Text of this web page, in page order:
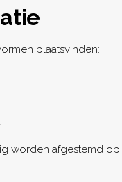
plaatsvinden:
worden afgestemd op